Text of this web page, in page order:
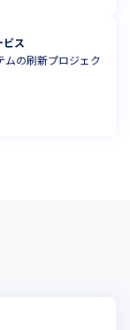
ビス
ムの刷新プロジェク